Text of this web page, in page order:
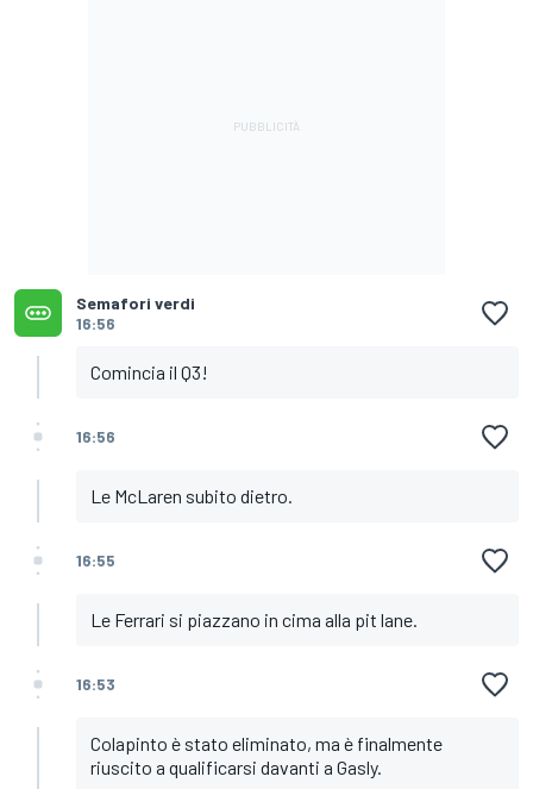
Semafori verdi
16:56
Comincia il Q3!
16:56
Le McLaren subito dietro.
16:55
Le Ferrari si piazzano in cima alla pit lane.
16:53
Colapinto è stato eliminato, ma è finalmente
riuscito a qualificarsi davanti a Gasly.